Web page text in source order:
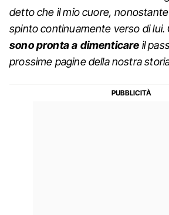
detto che il mio cuore,
spinto continuamente verso di lui.
sono pronta a dimenticare il
prossime pagine della nostra